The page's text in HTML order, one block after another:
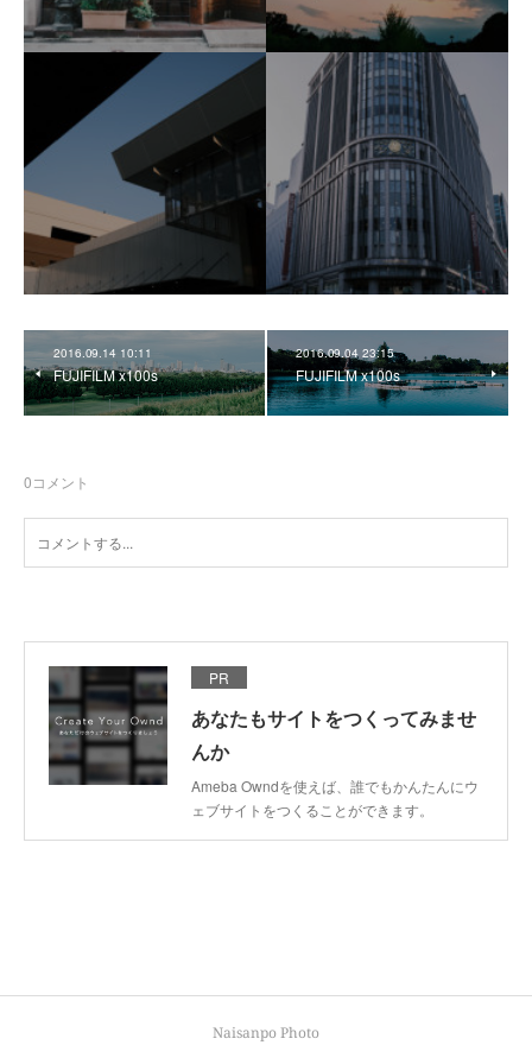
2016.09.14 10:11
FUJIFILM x100s
2016.09.04 23:15
FUJIFILM x100s
0コメント
PR
あなたもサイトをつくってみませ
んか
Ameba Owndを使えば、誰でもかんたんにウ
ェブサイトをつくることができます。
Naisanpo Photo